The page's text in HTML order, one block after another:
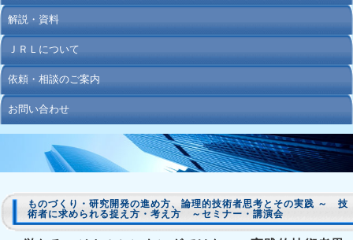
解説・資料
ＪＲＬについて
依頼・相談のご案内
お問い合わせ
ものづくり・研究開発の進め方、論理的技術者思考とその実践 ～ 技
術者に求められる捉え方・考え方 ～セミナー・講演会